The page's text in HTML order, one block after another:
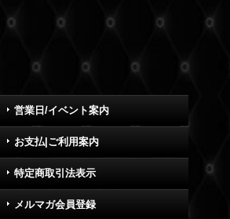
営業日/イベント案内
お支払|ご利用案内
特定商取引法表示
メルマガ会員登録